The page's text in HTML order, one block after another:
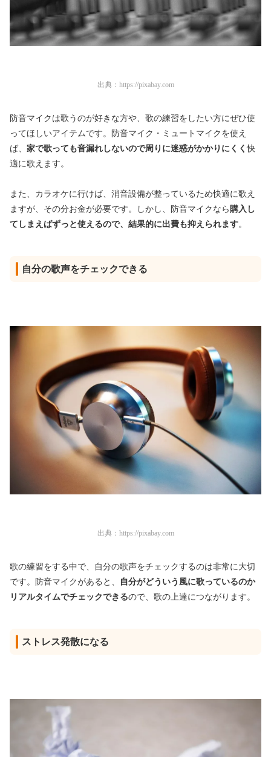
出典： https://pixabay.com
防音マイクは歌うのが好きな方や、歌の練習をしたい方にぜひ使
ってほしいアイテムです。防音マイク・ミュートマイクを使え
ば、 家で歌っても音漏れしないので周りに迷惑がかかりにくく快
適に歌えます。
また、カラオケに行けば、消音設備が整っているため快適に歌え
ますが、その分お金が必要です。しかし、防音マイクなら購入し
てしまえばずっと使えるので、結果的に出費も抑えられます。
自分の歌声をチェックできる
出典： https://pixabay.com
歌の練習をする中で、自分の歌声をチェックするのは非常に大切
です。防音マイクがあると、
自分がどういう風に歌っているのか
リアルタイムでチェックできるので、歌の上達につながります。
ストレス発散になる